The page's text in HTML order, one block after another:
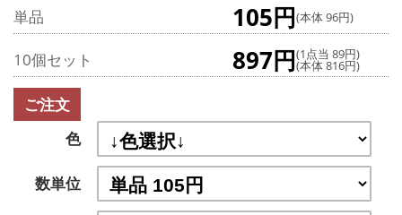
単品 105円(本体 96円)
10個セット 897円(1点当 89円)
(本体 816円)
ご注文
色
数単位